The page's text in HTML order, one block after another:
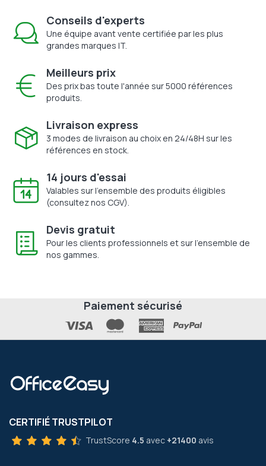
Conseils d'experts
Une équipe avant vente certifiée par les plus
grandes marques IT.
Meilleurs prix
Des prix bas toute l'année sur 5000 références
produits.
Livraison express
3 modes de livraison au choix en 24/48H sur les
références en stock.
14 jours d'essai
Valables sur l'ensemble des produits éligibles
(consultez nos CGV).
Devis gratuit
Pour les clients professionnels et sur l'ensemble de
nos gammes.
Paiement sécurisé
CERTIFIÉ TRUSTPILOT
TrustScore 4.5 avec +21400 avis